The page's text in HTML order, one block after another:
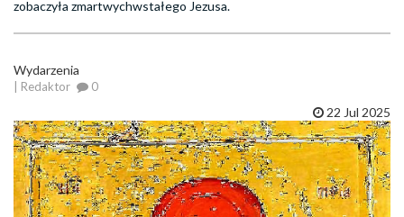
zobaczyła zmartwychwstałego Jezusa.
Wydarzenia
| Redaktor 0
22 Jul 2025